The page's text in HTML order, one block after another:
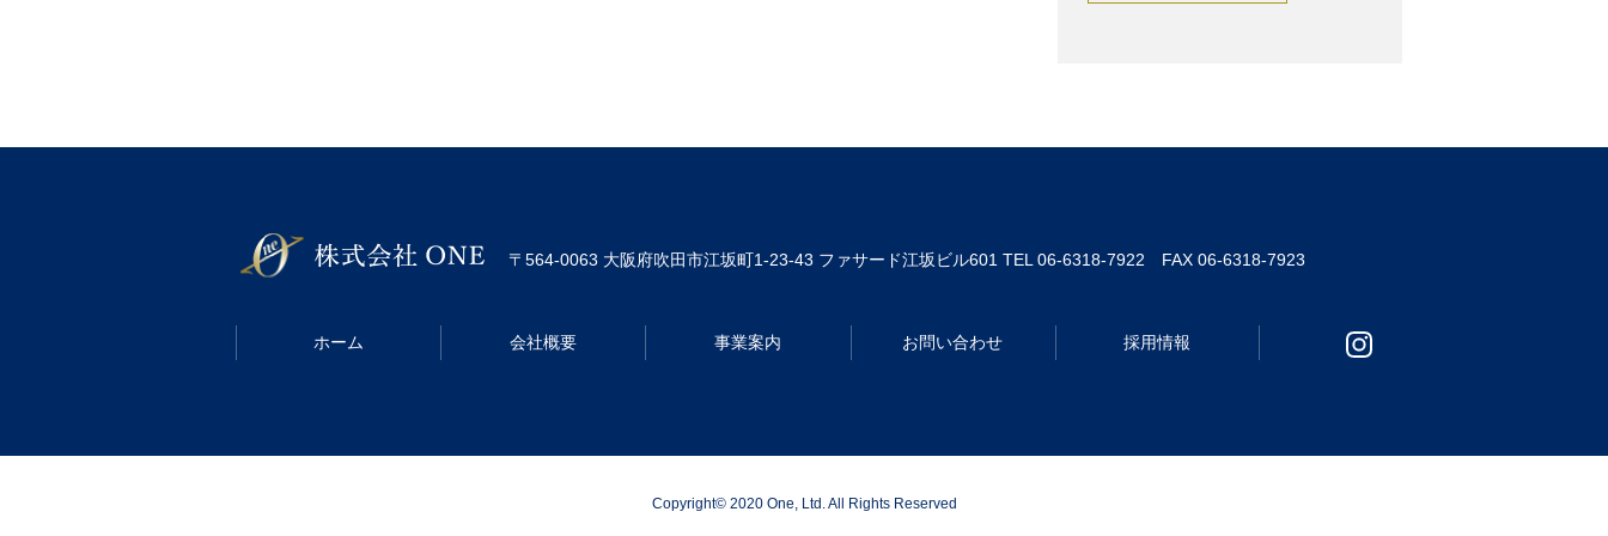
〒564-0063 大阪府吹田市江坂町1-23-43 ファサード江坂ビル601 TEL 06-6318-7922 FAX 06-6318-7923
ホーム 会社概要 事業案内 お問い合わせ 採用情報
Copyright© 2020 One, Ltd. All Rights Reserved